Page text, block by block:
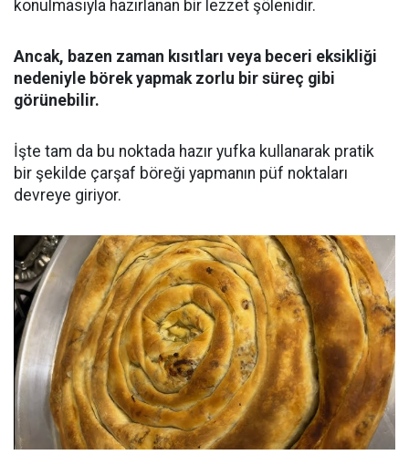
konulmasıyla hazırlanan bir lezzet şölenidir.
Ancak, bazen zaman kısıtları veya beceri eksikliği
nedeniyle börek yapmak zorlu bir süreç gibi
görünebilir.
İşte tam da bu noktada hazır yufka kullanarak pratik
bir şekilde çarşaf böreği yapmanın püf noktaları
devreye giriyor.